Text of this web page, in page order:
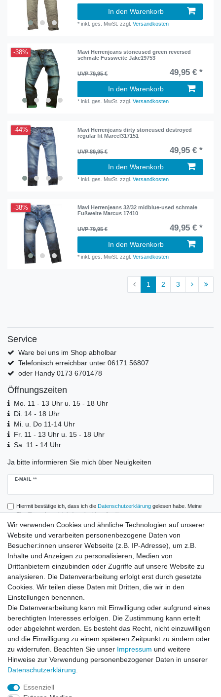
In den Warenkorb
*inkl. ges. MwSt. zzgl.Versandkosten
-38%
Mavi Herrenjeans stoneused green reversed
schmale Fussweite Jake19753
UVP 79,95 € 49,95 € *
In den Warenkorb
*inkl. ges. MwSt. zzgl.Versandkosten
-44%
Mavi Herrenjeans dirty stoneused destroyed
regular fit Marcel317151
UVP 89,95 € 49,95 € *
In den Warenkorb
*inkl. ges. MwSt. zzgl.Versandkosten
-38%
Mavi Herrenjeans 32/32 midblue-used schmale
Fußweite Marcus 17410
UVP 79,95 € 49,95 € *
In den Warenkorb
*inkl. ges. MwSt. zzgl.Versandkosten
1 2 3
Service
Ware bei uns im Shop abholbar
Telefonisch erreichbar unter 06171 56807
oder Handy 0173 6701478
Öffnungszeiten
Mo. 11 - 13 Uhr u. 15 - 18 Uhr
Di. 14 - 18 Uhr
Mi. u. Do 11-14 Uhr
Fr. 11 - 13 Uhr u. 15 - 18 Uhr
Sa. 11 - 14 Uhr
Ja bitte informieren Sie mich über Neuigkeiten
E-MAIL **
Newsletter
Hiermit bestätige ich, dass ich die Daten­schutz­erklärunggelesen habe. Meine
Einwilligung kann ich jederzeit widerrufen.**
Abonnieren
** Hierbei handelt es sich um ein Pflichtfeld.
Zahlung und Versand
Wir verwenden Cookies und ähnliche Technologien auf unserer
Website und verarbeiten personenbezogene Daten von
Besucher:innen unserer Webseite (z.B. IP-Adresse), um z.B.
Inhalte und Anzeigen zu personalisieren, Medien von
Drittanbietern einzubinden oder Zugriffe auf unsere Website zu
analysieren. Die Datenverarbeitung erfolgt erst durch gesetzte
Cookies. Wir teilen diese Daten mit Dritten, die wir in den
Einstellungen benennen.
Die Datenverarbeitung kann mit Einwilligung oder aufgrund eines
berechtigten Interesses erfolgen. Die Zustimmung kann erteilt
oder abgelehnt werden. Es besteht das Recht, nicht einzuwilligen
und die Einwilligung zu einem späteren Zeitpunkt zu ändern oder
zu widerrufen. Beachten Sie unser Impressum und weitere
Hinweise zur Verwendung personenbezogener Daten in unserer
Daten­schutz­erklärung
Essenziell